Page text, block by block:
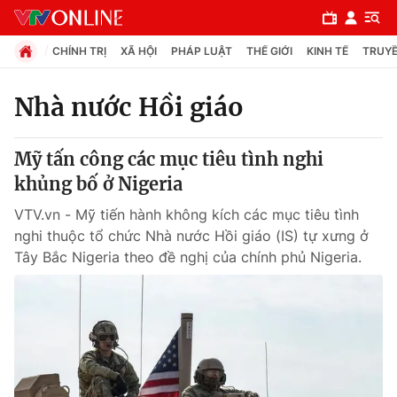
Chuyên mục
Chính trị
Xã hội
Pháp luật
Thế giới
CHÍNH TRỊ XÃ HỘI PHÁP LUẬT THẾ GIỚI KINH TẾ
Nhà nước Hồi giáo
Mỹ tấn công các mục tiêu tình nghi
khủng bố ở Nigeria
VTV.vn - Mỹ tiến hành không kích các mục tiêu tình
nghi thuộc tổ chức Nhà nước Hồi giáo (IS) tự xưng ở
Tây Bắc Nigeria theo đề nghị của chính phủ Nigeria.